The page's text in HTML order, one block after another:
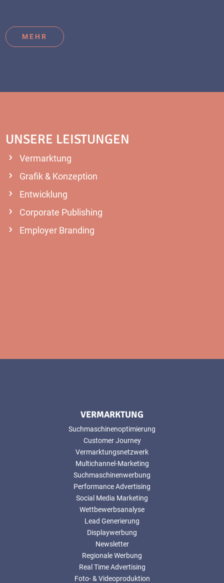
MEHR
UNSERE LEISTUNGEN
Vermarktung
Grafik & Konzeption
Entwicklung
Corporate Publishing
Employer Branding
VERMARKTUNG
Suchmaschinenoptimierung
Customer Journey
Vermarktungsnetzwerk
Multichannel-Marketing
Suchmaschinenwerbung
Performance Advertising
Social Media Marketing
Wettbewerbsanalyse
Lead Generierung
Displaywerbung
Newsletter
Regionale Werbung
Real Time Advertising
Foto- & Videoproduktion